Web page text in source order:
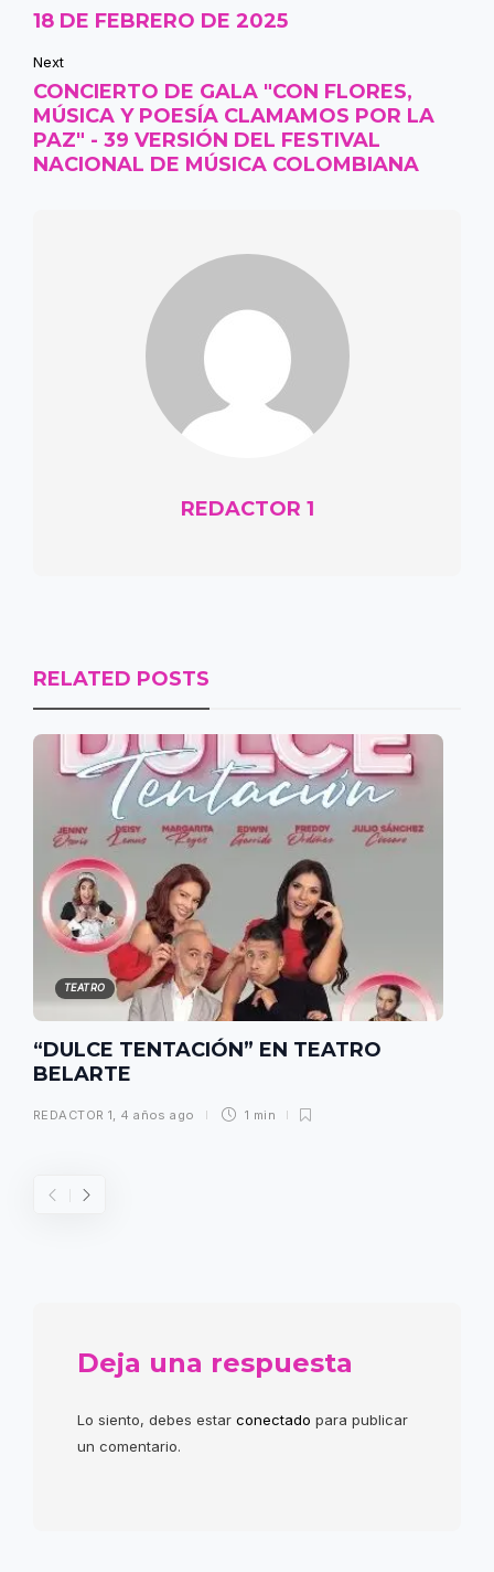
18 DE FEBRERO DE 2025
Next
CONCIERTO DE GALA "CON FLORES,
MÚSICA Y POESÍA CLAMAMOS POR LA
PAZ" - 39 VERSIÓN DEL FESTIVAL
NACIONAL DE MÚSICA COLOMBIANA
REDACTOR 1
RELATED POSTS
TEATRO
“DULCE TENTACIÓN” EN TEATRO
BELARTE
REDACTOR 1, 4 años ago 1 min
Deja una respuesta
Lo siento, debes estar conectado para publicar
un comentario.